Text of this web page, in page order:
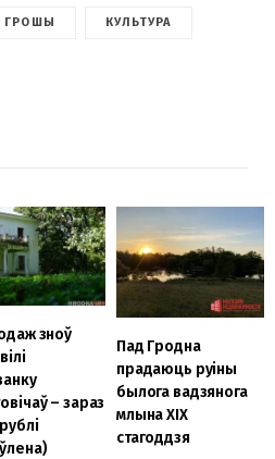
ГРОШЫ КУЛЬТУРА
зноў
– зараз
Пад Гродна
прадаюць руіны
былога вадзянога
млына XIX
стагоддзя